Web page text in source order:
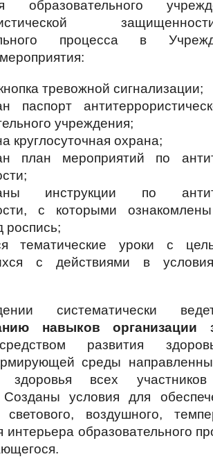
образовательного
процесса в
тревожной сигнализации;
паспорт
учреждения;
круглосуточная охрана;
план мероприятий по
инструкции по
с которыми
роспись;
тематические уроки с
с действиями в
систематически
навыков организации
развития
среды
здоровья всех участников
условия для
светового, воздушного,
образовательного